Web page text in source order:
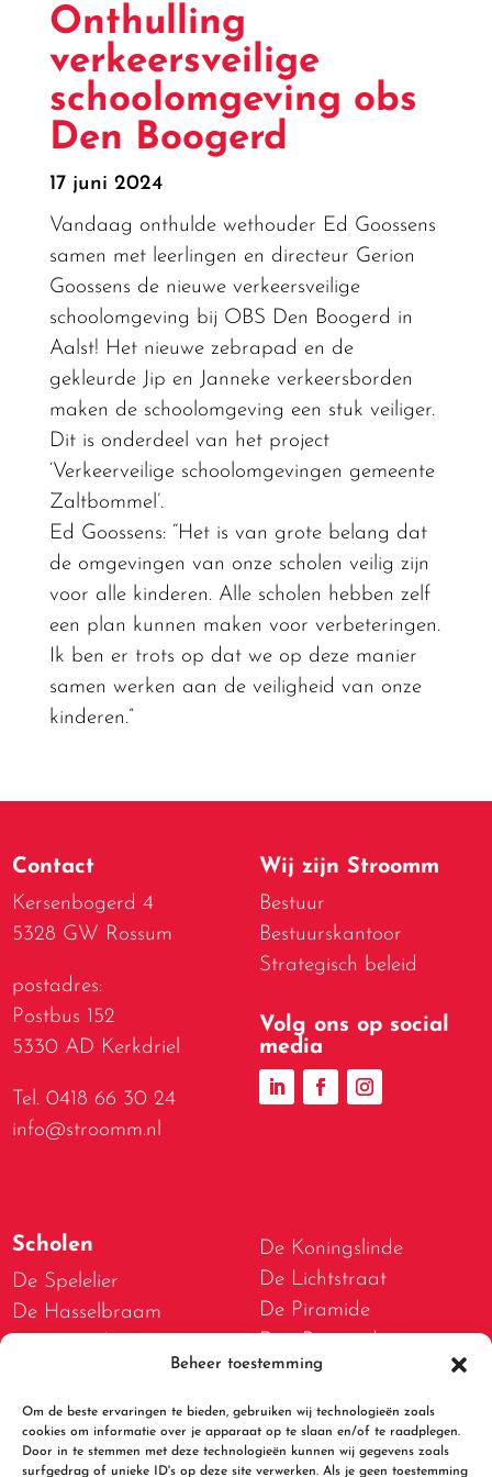
Beheer toestemming
Om de beste ervaringen te bieden, gebruiken wij technologieën zoals
cookies om informatie over je apparaat op te slaan en/of te raadplegen.
Door in te stemmen met deze technologieën kunnen wij gegevens zoals
surfgedrag of unieke ID's op deze site verwerken. Als je geen toestemming
Onthulling
verkeersveilige
schoolomgeving obs
Den Boogerd
17 juni 2024
Vandaag onthulde wethouder Ed Goossens
samen met leerlingen en directeur Gerion
Goossens de nieuwe verkeersveilige
schoolomgeving bij OBS Den Boogerd in
Aalst! Het nieuwe zebrapad en de
gekleurde Jip en Janneke verkeersborden
maken de schoolomgeving een stuk veiliger.
Dit is onderdeel van het project
‘Verkeerveilige schoolomgevingen gemeente
Zaltbommel’.
Ed Goossens: “Het is van grote belang dat
de omgevingen van onze scholen veilig zijn
voor alle kinderen. Alle scholen hebben zelf
een plan kunnen maken voor verbeteringen.
Ik ben er trots op dat we op deze manier
samen werken aan de veiligheid van onze
kinderen.”
Contact
Kersenbogerd 4
5328 GW Rossum
postadres:
Postbus 152
5330 AD Kerkdriel
Tel. 0418 66 30 24
info@stroomm.nl
Wij zijn Stroomm
Bestuur
Bestuurskantoor
Strategisch beleid
Volg ons op social
media
Scholen
De Spelelier
De Hasselbraam
De Meidoorn
De Tweestromenschool
De Bolster
De Koningslinde
De Lichtstraat
De Piramide
D.W. van Dam van
Brakelschool
De Spelwert
De Walsprong